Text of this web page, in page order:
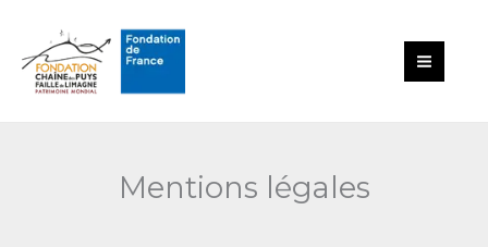
contenu
Mentions légales